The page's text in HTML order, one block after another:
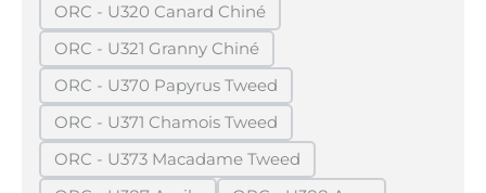
ORC - U320 Canard Chiné
(Diese Option ist zurzeit nicht verfügbar.)
ORC - U321 Granny Chiné
(Diese Option ist zurzeit nicht verfügbar.)
ORC - U370 Papyrus Tweed
(Diese Option ist zurzeit nicht verfügbar.)
ORC - U371 Chamois Tweed
(Diese Option ist zurzeit nicht verfügbar.)
ORC - U373 Macadame Tweed
(Diese Option ist zurzeit nicht verfügbar.)